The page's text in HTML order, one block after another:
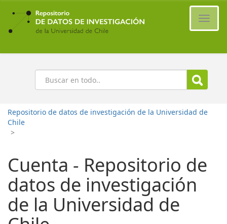
Ir
contenido
principal
Buscar
Repositorio de datos de investigación de la Universidad de
Chile
>
Cuenta - Repositorio de
datos de investigación
de la Universidad de